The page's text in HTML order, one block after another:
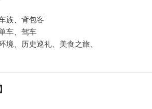
族、背包客
车、驾车
、历史巡礼、美食之旅、